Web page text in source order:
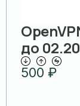
до
500 ₽